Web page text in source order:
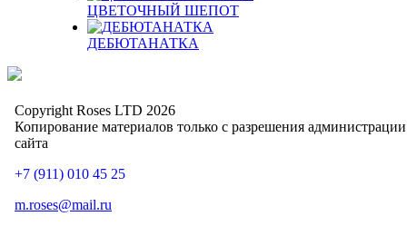
ЦВЕТОЧНЫЙ ШЕПОТ
ДЕБЮТАНАТКА
Copyright Roses LTD 2026
Копирование материалов только с разрешения администрации
сайта
+7 (911) 010 45 25
m.roses@mail.ru